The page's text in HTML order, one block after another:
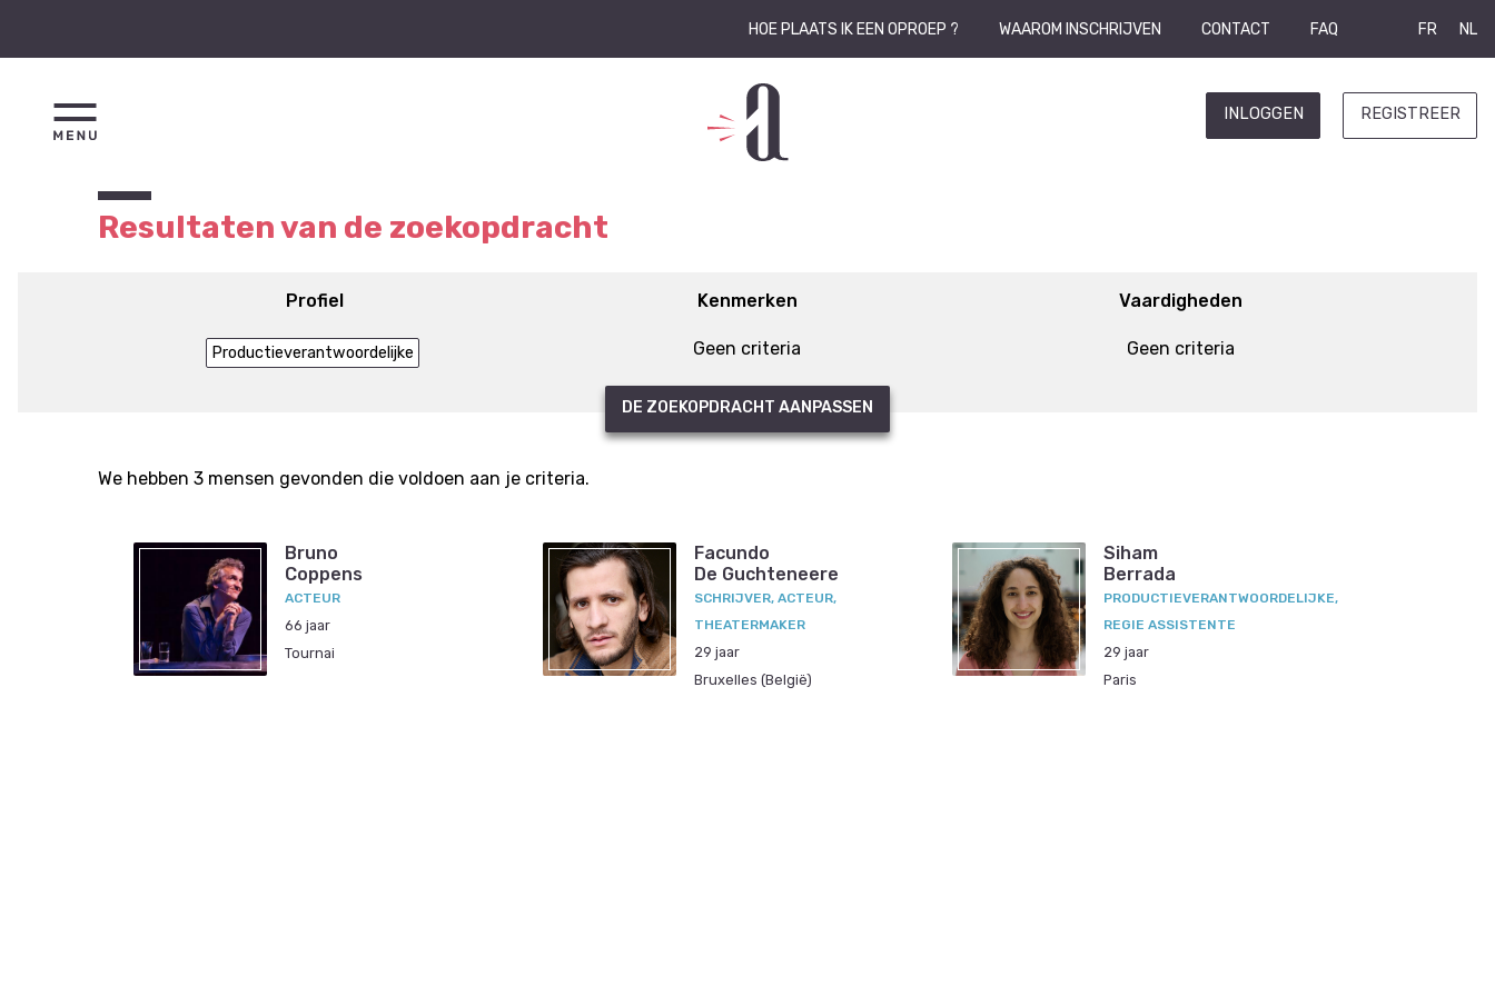
HOE PLAATS IK EEN OPROEP ? WAAROM INSCHRIJVEN CONTACT FAQ FR NL
INLOGGEN REGISTREER
Resultaten van de zoekopdracht
Profiel
Productieverantwoordelijke
Kenmerken
Geen criteria
Vaardigheden
Geen criteria
DE ZOEKOPDRACHT AANPASSEN
We hebben 3 mensen gevonden die voldoen aan je criteria.
Bruno
Coppens
ACTEUR
66 jaar
Tournai
Facundo
De Guchteneere
SCHRIJVER, ACTEUR,
THEATERMAKER
29 jaar
Bruxelles (België)
Siham
Berrada
PRODUCTIEVERANTWOORDELIJKE,
REGIE ASSISTENTE
29 jaar
Paris